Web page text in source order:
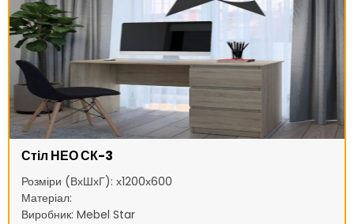
Стіл НЕО СК-3
Розміри (ВхШхГ): х1200х600
Матеріал:
Виробник: Mebel Star